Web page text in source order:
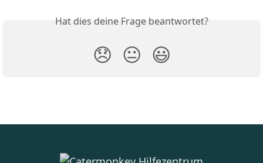
Hat dies deine Frage beantwortet?
😞 😐 😃